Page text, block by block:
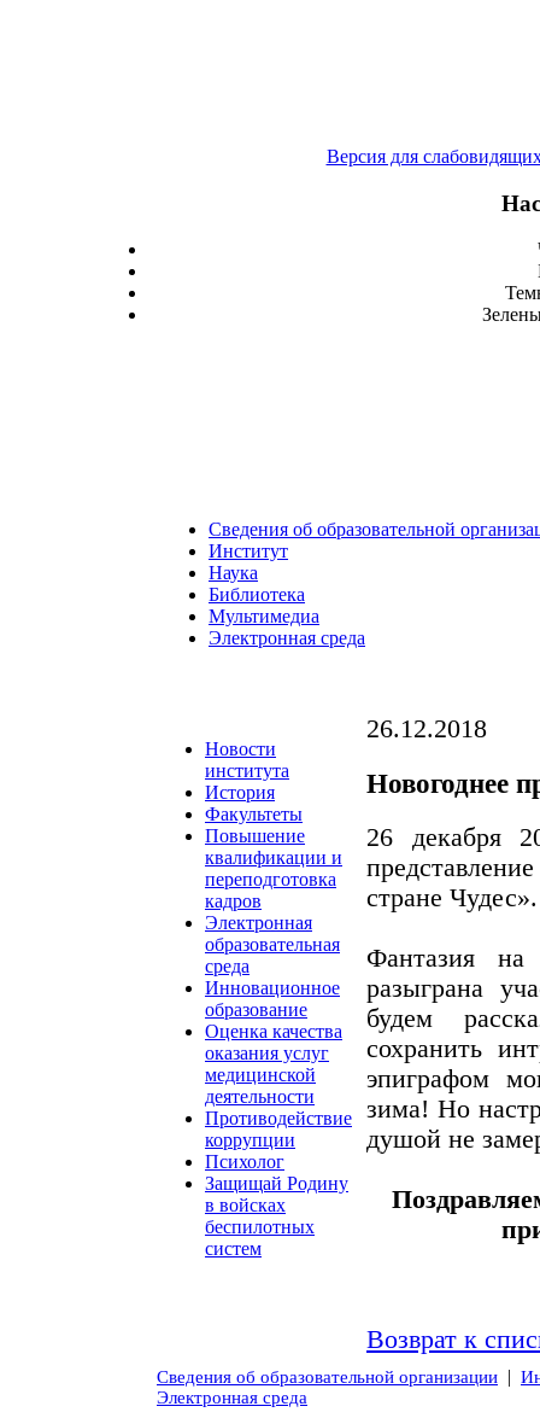
Версия для
Сведения об образовательной
Институт
Наука
Библиотека
Мультимедиа
Электронная среда
Новости
института
История
Факультеты
Повышение
квалификации и
переподготовка
кадров
Электронная
образовательная
среда
Инновационное
образование
Оценка качества
оказания услуг
медицинской
деятельности
Противодействие
коррупции
Психолог
Защищай Родину
в войсках
беспилотных
систем
26.12.2018
Новогоднее
26 декабря
стране Чудес».
Фантазия
разыграна
будем
сохранить
эпиграфом
зима! Но
душой не
Возврат к
Сведения об образовательной организации |
Электронная среда